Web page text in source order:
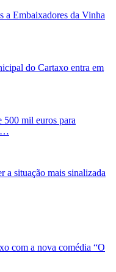
a Embaixadores da Vinha
do Cartaxo entra em
500 mil euros para
a situação mais sinalizada
com a nova comédia “O